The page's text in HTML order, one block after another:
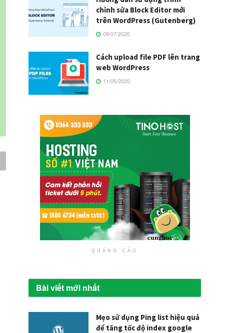
chỉnh sửa Block Editor mới
trên WordPress (Gutenberg)
09/07/2020
Cách upload file PDF lên trang
web WordPress
11/06/2020
QUẢNG CÁO
Bài viết mới nhất
Mẹo sử dụng Ping list hiệu quả
để tăng tốc độ index google